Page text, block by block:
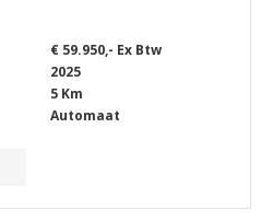
€ 59.950,- Ex Btw
2025
5 Km
Automaat